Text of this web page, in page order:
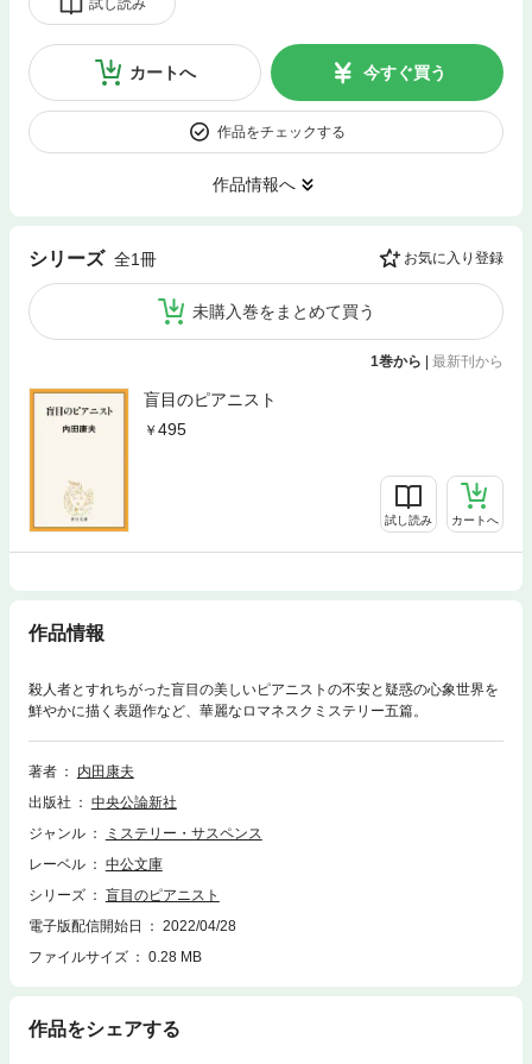
カートへ 今すぐ買う
作品をチェックする
作品情報へ
シリーズ 全1冊 お気に入り登録
未購入巻をまとめて買う
1巻から | 最新刊から
盲目のピアニスト
495
試し読み カートへ
作品情報
殺人者とすれちがった盲目の美しいピアニストの不安と疑惑の心象世界を
鮮やかに描く表題作など、華麗なロマネスクミステリー五篇。
著者
内田康夫
出版社
中央公論新社
ジャンル
ミステリー・サスペンス
レーベル
中公文庫
シリーズ
盲目のピアニスト
電子版配信開始日
2022/04/28
ファイルサイズ
0.28 MB
作品をシェアする